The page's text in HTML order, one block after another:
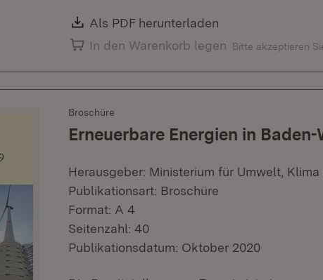
Download:
Als PDF herunterladen
In den Warenkorb legen
Bitte akzeptieren
Broschüre
Erneuerbare Energien in
Herausgeber: Ministerium für Umwelt,
Publikationsart: Broschüre
Format: A 4
Seitenzahl: 40
Publikationsdatum: Oktober 2020